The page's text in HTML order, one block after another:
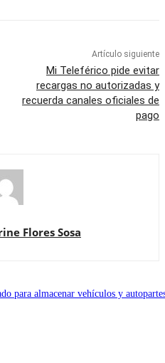
Artículo siguiente
Mi Teleférico pide evitar
recargas no autorizadas y
recuerda canales oficiales de
pago
Flores Sosa
para almacenar vehículos y